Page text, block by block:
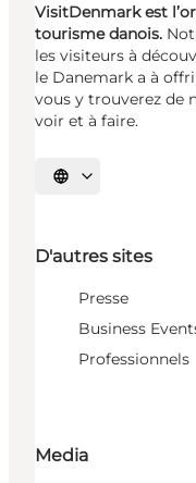
VisitDenmark est
tourisme danois.
les visiteurs à
le Danemark a à
vous y trouverez de
voir et à faire.
Choisissez la langue
D'autres sites
Presse
Business
Professionnels
Media